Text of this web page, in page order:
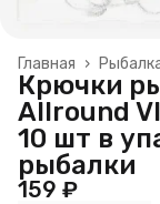
Главная ›
Крючки
Allround
10 шт в
рыбалки
159 ₽